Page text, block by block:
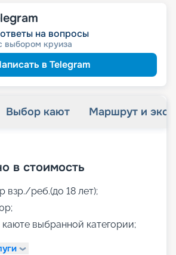
на вопросы
выбором круиза
в Telegram
Выбор кают Маршрут и
в стоимость
взр./реб.(до 18 лет);
выбранной категории;